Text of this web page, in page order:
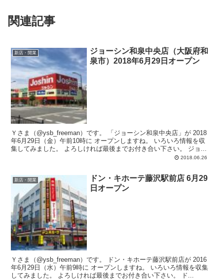
関連記事
新店・開業
ジョーシン和泉中央店（大阪府和
泉市）2018年6月29日オープン
Ｙさま（@ysb_freeman）です。 「ジョーシン和泉中央店」が 2018
年6月29日（金）午前10時に オープンしますね。 いろいろ情報を収
集してみました。 よろしければ最後までお付き合い下さい。 ジョ...
2018.06.26
新店・開業
ドン・キホーテ藤沢駅前店 6月29
日オープン
Ｙさま（@ysb_freeman）です。 ドン・キホーテ藤沢駅前店が 2016
年6月29日（水）午前9時に オープンしますね。 いろいろ情報を収集
してみました。 よろしければ最後までお付き合い下さい。 ド...